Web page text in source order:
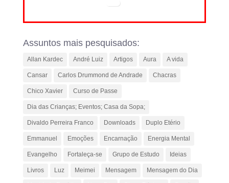
Assuntos mais pesquisados:
Allan Kardec André Luiz Artigos Aura A vida
Cansar Carlos Drummond de Andrade Chacras
Chico Xavier Curso de Passe
Dia das Crianças; Eventos; Casa da Sopa;
Divaldo Perreira Franco Downloads Duplo Etério
Emmanuel Emoções Encarnação Energia Mental
Evangelho Fortaleça-se Grupo de Estudo Ideias
Livros Luz Meimei Mensagem Mensagem do Dia